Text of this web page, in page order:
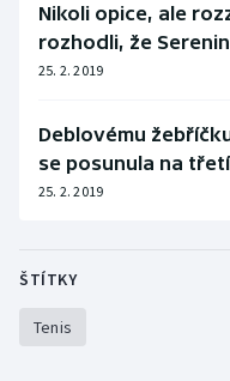
Nikoli opice, ale
rozhodli, že
25. 2. 2019
Deblovému
se posunula na
25. 2. 2019
ŠTÍTKY
Tenis